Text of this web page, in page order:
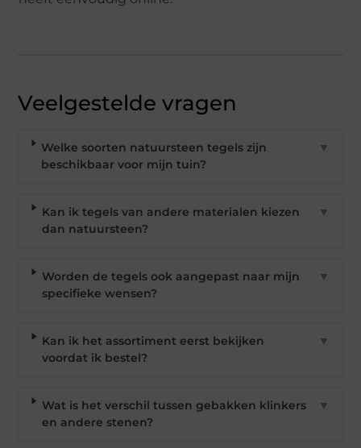
Veelgestelde vragen
Welke soorten natuursteen tegels zijn
beschikbaar voor mijn tuin?
▼
Kan ik tegels van andere materialen kiezen
dan natuursteen?
▼
Worden de tegels ook aangepast naar mijn
specifieke wensen?
▼
Kan ik het assortiment eerst bekijken
voordat ik bestel?
▼
Wat is het verschil tussen gebakken klinkers
en andere stenen?
▼